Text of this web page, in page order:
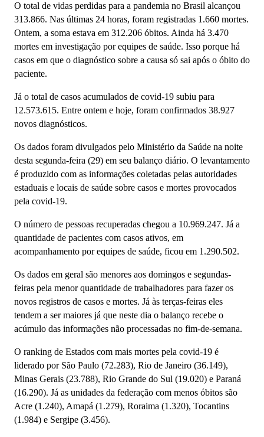
O total de vidas perdidas para a pandemia no Brasil alcançou
313.866. Nas últimas 24 horas, foram registradas 1.660 mortes.
Ontem, a soma estava em 312.206 óbitos. Ainda há 3.470
mortes em investigação por equipes de saúde. Isso porque há
casos em que o diagnóstico sobre a causa só sai após o óbito do
paciente.
Já o total de casos acumulados de covid-19 subiu para
12.573.615. Entre ontem e hoje, foram confirmados 38.927
novos diagnósticos.
Os dados foram divulgados pelo Ministério da Saúde na noite
desta segunda-feira (29) em seu balanço diário. O levantamento
é produzido com as informações coletadas pelas autoridades
estaduais e locais de saúde sobre casos e mortes provocados
pela covid-19.
O número de pessoas recuperadas chegou a 10.969.247. Já a
quantidade de pacientes com casos ativos, em
acompanhamento por equipes de saúde, ficou em 1.290.502.
Os dados em geral são menores aos domingos e segundas-
feiras pela menor quantidade de trabalhadores para fazer os
novos registros de casos e mortes. Já às terças-feiras eles
tendem a ser maiores já que neste dia o balanço recebe o
acúmulo das informações não processadas no fim-de-semana.
O ranking de Estados com mais mortes pela covid-19 é
liderado por São Paulo (72.283), Rio de Janeiro (36.149),
Minas Gerais (23.788), Rio Grande do Sul (19.020) e Paraná
(16.290). Já as unidades da federação com menos óbitos são
Acre (1.240), Amapá (1.279), Roraima (1.320), Tocantins
(1.984) e Sergipe (3.456).